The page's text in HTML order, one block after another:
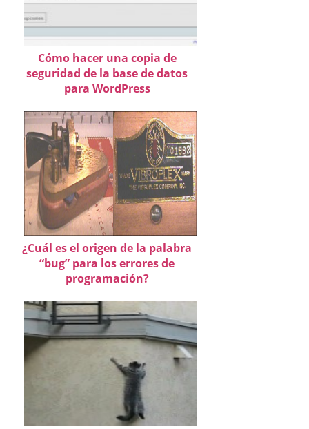
Cómo hacer una copia de
seguridad de la base de datos
para WordPress
¿Cuál es el origen de la palabra
“bug” para los errores de
programación?